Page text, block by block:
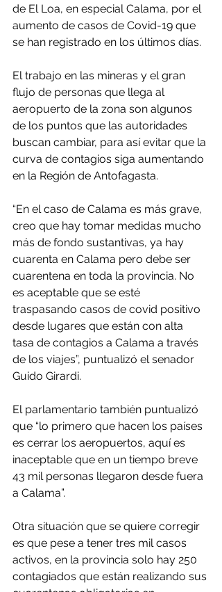
de El Loa, en especial Calama, por el
aumento de casos de Covid-19 que
se han registrado en los últimos días.
El trabajo en las mineras y el gran
flujo de personas que llega al
aeropuerto de la zona son algunos
de los puntos que las autoridades
buscan cambiar, para así evitar que la
curva de contagios siga aumentando
en la Región de Antofagasta.
“En el caso de Calama es más grave,
creo que hay tomar medidas mucho
más de fondo sustantivas, ya hay
cuarenta en Calama pero debe ser
cuarentena en toda la provincia. No
es aceptable que se esté
traspasando casos de covid positivo
desde lugares que están con alta
tasa de contagios a Calama a través
de los viajes”, puntualizó el senador
Guido Girardi.
El parlamentario también puntualizó
que “lo primero que hacen los países
es cerrar los aeropuertos, aquí es
inaceptable que en un tiempo breve
43 mil personas llegaron desde fuera
a Calama”.
Otra situación que se quiere corregir
es que pese a tener tres mil casos
activos, en la provincia solo hay 250
contagiados que están realizando sus